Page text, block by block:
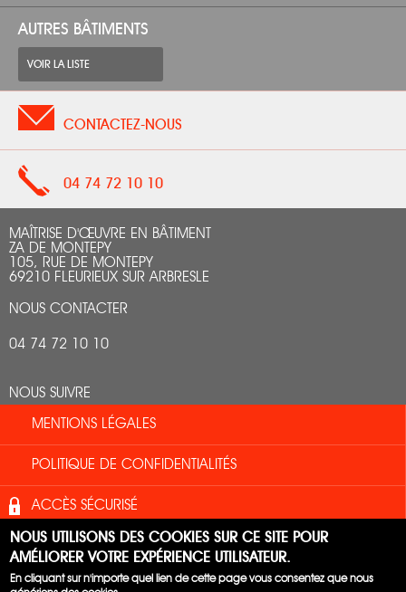
AUTRES BÂTIMENTS
VOIR LA LISTE
CONTACTEZ-NOUS
04 74 72 10 10
MAÎTRISE D'ŒUVRE EN BÂTIMENT
ZA DE MONTEPY
105, RUE DE MONTEPY
69210 FLEURIEUX SUR ARBRESLE
NOUS CONTACTER
04 74 72 10 10
NOUS SUIVRE
MENTIONS LÉGALES
POLITIQUE DE CONFIDENTIALITÉS
ACCÈS SÉCURISÉ
HAUT DE PAGE
© AI2B | SITE : PRAKT+ DOPLUS
NOUS UTILISONS DES COOKIES SUR CE SITE POUR
AMÉLIORER VOTRE EXPÉRIENCE UTILISATEUR.
En cliquant sur n'importe quel lien de cette page vous consentez que nous